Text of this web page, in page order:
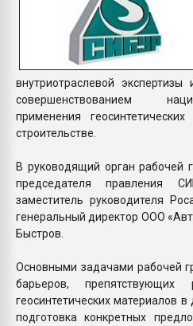
внутриотраслевой
совершенствованием
применения
строительстве.
В руководящий орган рабочей
председателя правления
заместитель руководителя
генеральный директор ООО
Быстров.
Основными задачами рабочей
барьеров, препятствующих
геосинтетических материалов
подготовка конкретных